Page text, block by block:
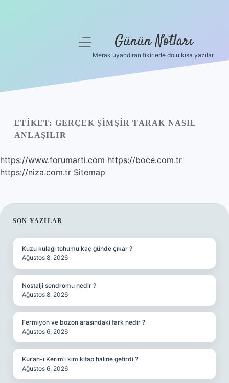
Yasal Uyarı
menüyü
Günün Notları
Merak uyandıran fikirlerle dolu kısa yazılar.
ETIKET: GERÇEK ŞIMŞIR TARAK NASIL
ANLAŞILIR
https://www.forumarti.com https://boce.com.tr
https://niza.com.tr Sitemap
SIDEBAR
SON YAZILAR
Kuzu kulağı tohumu kaç günde çıkar ?
Ağustos 8, 2026
Nostalji sendromu nedir ?
Ağustos 8, 2026
Fermiyon ve bozon arasındaki fark nedir ?
Ağustos 6, 2026
Kur’an-ı Kerim’i kim kitap haline getirdi ?
Ağustos 6, 2026